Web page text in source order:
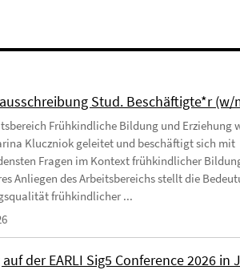
Stud. Beschäftigte*r (w/
Frühkindliche Bildung und Erziehung
Kluczniok geleitet und beschäftigt sich mit
Fragen im Kontext frühkindlicher
Anliegen des Arbeitsbereichs stellt die
frühkindlicher ...
der EARLI Sig5 Conference 2026 in